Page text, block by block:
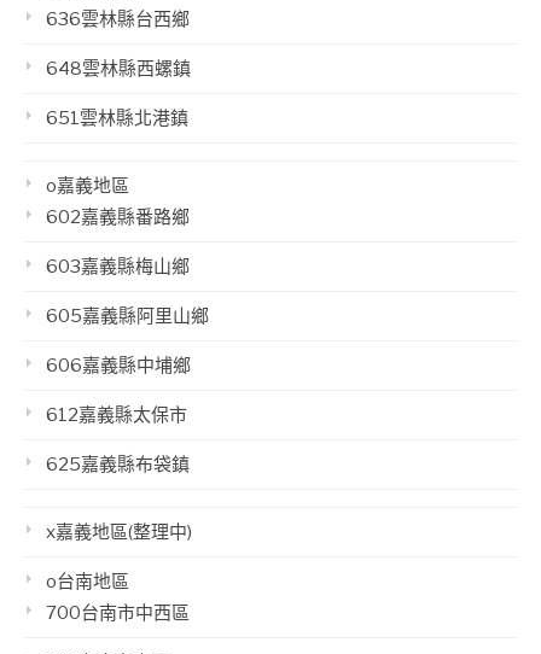
636雲林縣台西鄉
648雲林縣西螺鎮
651雲林縣北港鎮
o嘉義地區
602嘉義縣番路鄉
603嘉義縣梅山鄉
605嘉義縣阿里山鄉
606嘉義縣中埔鄉
612嘉義縣太保市
625嘉義縣布袋鎮
x嘉義地區(整理中)
o台南地區
700台南市中西區